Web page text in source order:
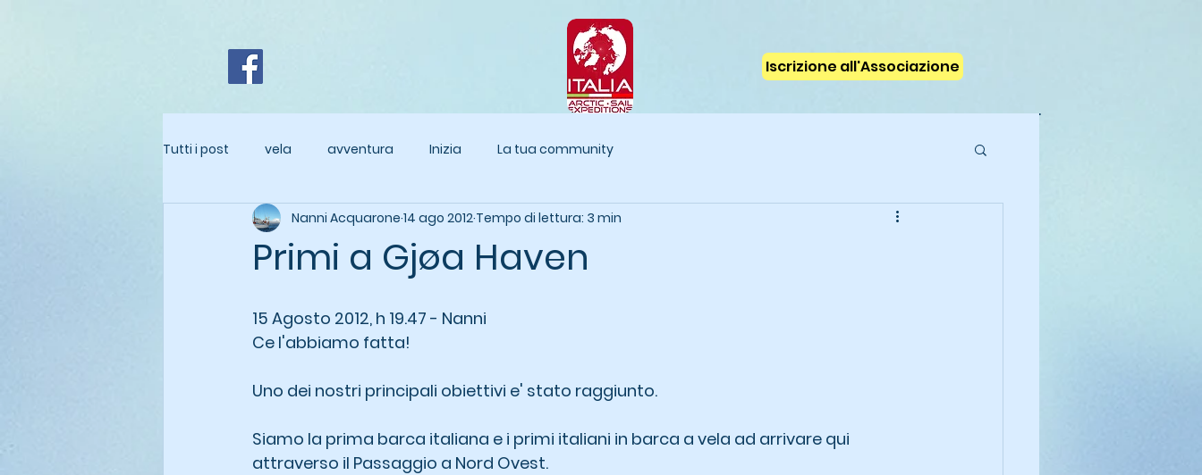
Iscrizione all'Associazione
Tutti i post vela avventura Inizia La tua community
Primi a Gjøa Haven
Nanni Acquarone 14 ago 2012 Tempo di lettura: 3 min
15 Agosto 2012, h 19.47 - Nanni
Ce l'abbiamo fatta!
Uno dei nostri principali obiettivi e' stato raggiunto.
Siamo la prima barca italiana e i primi italiani in barca a vela ad arrivare qui
attraverso il Passaggio a Nord Ovest.